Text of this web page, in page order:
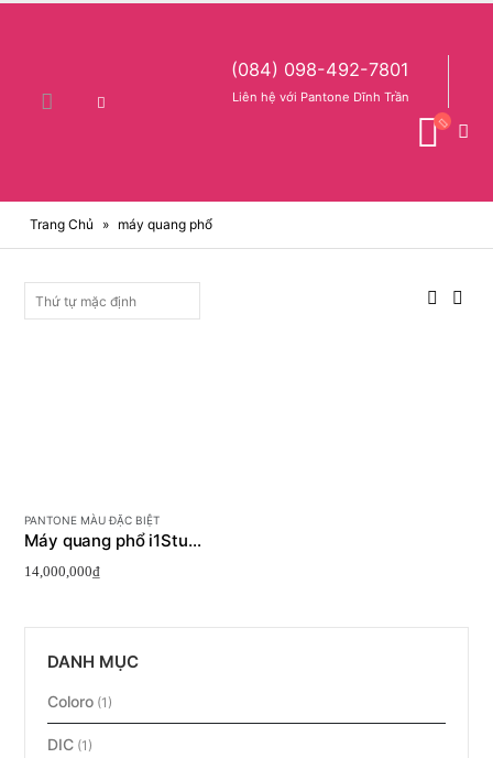
(084) 098-492-7801
Liên hệ với Pantone Dĩnh Trần
Trang Chủ » máy quang phổ
PANTONE MÀU ĐẶC BIỆT
Máy quang phổ i1Studio Designer Edition
14,000,000₫
DANH MỤC
Coloro (1)
DIC (1)